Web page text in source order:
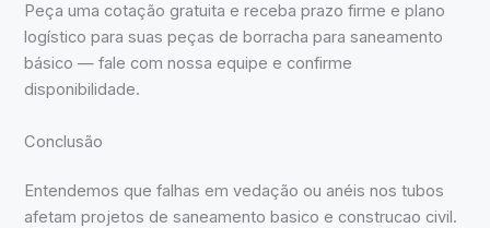
Peça uma cotação gratuita e receba prazo firme e plano
logístico para suas peças de borracha para saneamento
básico — fale com nossa equipe e confirme
disponibilidade.
Conclusão
Entendemos que falhas em vedação ou anéis nos tubos
afetam projetos de saneamento basico e construcao civil.